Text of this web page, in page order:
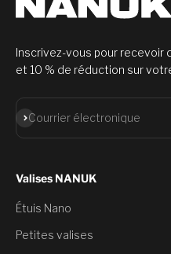
Inscrivez-vous pour recevoir
et 10 % de réduction sur
Courrier électronique
S'abonner
Valises NANUK
Étuis Nano
Petites valises